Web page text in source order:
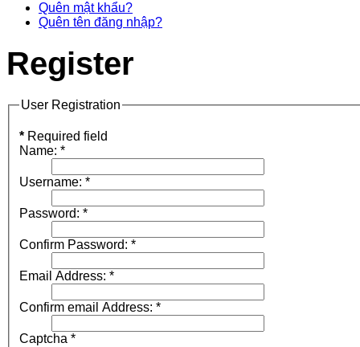
Quên mật khẩu?
Quên tên đăng nhập?
Register
User Registration
* Required field
Name: *
Username: *
Password: *
Confirm Password: *
Email Address: *
Confirm email Address: *
Captcha *